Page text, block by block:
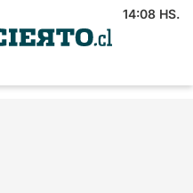
14:08 HS.